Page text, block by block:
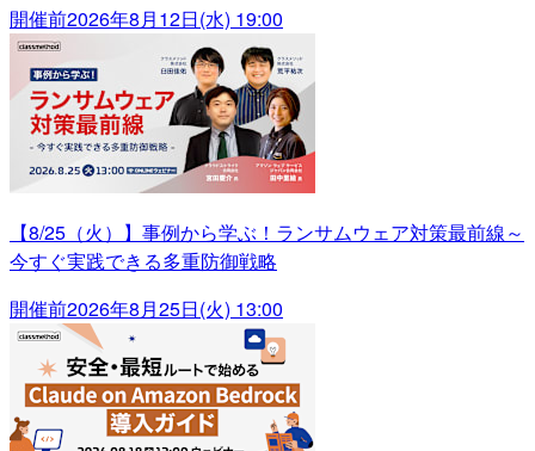
開催前2026年8月12日(水) 19:00
【8/25（火）】事例から学ぶ！ランサムウェア対策最前線～
今すぐ実践できる多重防御戦略
開催前2026年8月25日(火) 13:00